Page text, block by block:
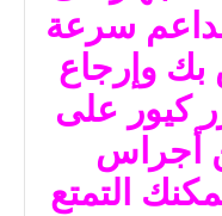
سرعة
وإرجاع
كيور على
أجراس
التمتع